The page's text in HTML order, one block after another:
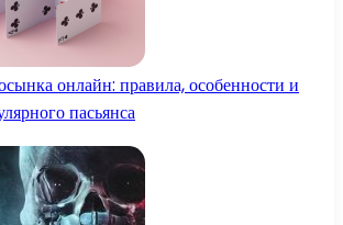
онлайн: правила, особенности и
пасьянса